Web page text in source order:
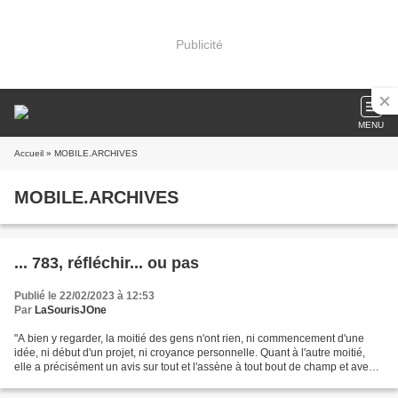
Publicité
MENU
Accueil » MOBILE.ARCHIVES
MOBILE.ARCHIVES
... 783, réfléchir... ou pas
Publié le 22/02/2023 à 12:53
Par LaSourisJOne
"A bien y regarder, la moitié des gens n'ont rien, ni commencement d'une
idée, ni début d'un projet, ni croyance personnelle. Quant à l'autre moitié,
elle a précisément un avis sur tout et l'assène à tout bout de champ et avec